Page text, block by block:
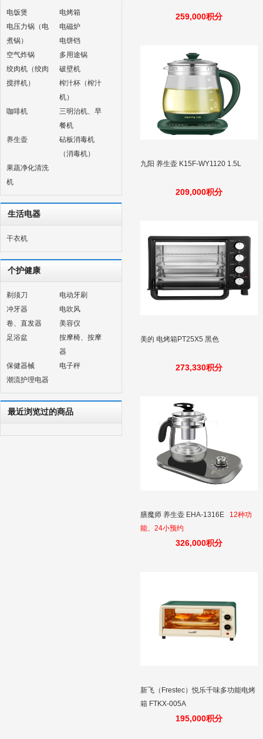
电饭煲
电烤箱
电压力锅（电
煮锅）
电磁炉
电饼铛
空气炸锅
多用途锅
绞肉机（绞肉
搅拌机）
破壁机
榨汁杯（榨汁
机）
咖啡机
三明治机、早
餐机
养生壶
砧板消毒机
（消毒机）
果蔬净化清洗
机
生活电器
干衣机
个护健康
剃须刀
电动牙刷
冲牙器
电吹风
卷、直发器
美容仪
足浴盆
按摩椅、按摩
器
保健器械
电子秤
潮流护理电器
最近浏览过的商品
259,000积分
九阳 养生壶 K15F-WY1120 1.5L
209,000积分
美的 电烤箱PT25X5 黑色
273,330积分
膳魔师 养生壶 EHA-1316E
12种功
能、24小预约
326,000积分
新飞（Frestec）悦乐千味多功能电烤
箱 FTKX-005A
195,000积分